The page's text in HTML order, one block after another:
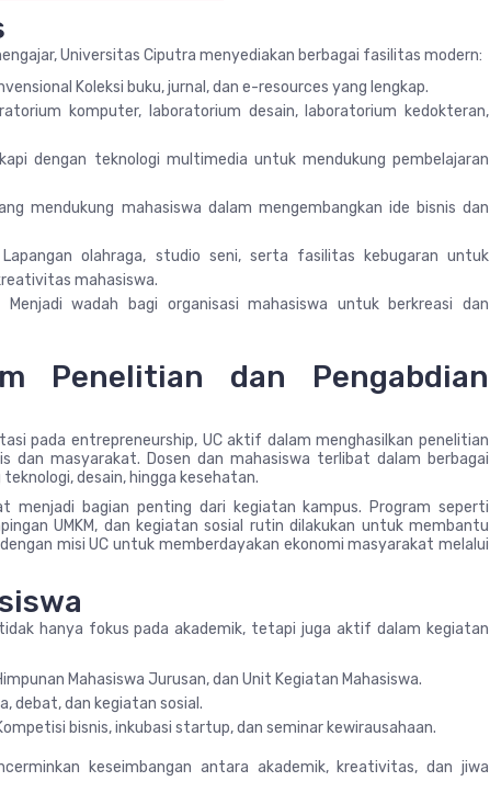
Universitas Ciputra menyediakan berbagai fasilitas modern:
Koleksi buku, jurnal, dan e-resources yang lengkap.
komputer, laboratorium desain, laboratorium kedokteran,
dengan teknologi multimedia untuk mendukung pembelajaran
mendukung mahasiswa dalam mengembangkan ide bisnis dan
olahraga, studio seni, serta fasilitas kebugaran untuk
mahasiswa.
Menjadi wadah bagi organisasi mahasiswa untuk berkreasi dan
Penelitian dan Pengabdian
pada entrepreneurship, UC aktif dalam menghasilkan penelitian
dan masyarakat. Dosen dan mahasiswa terlibat dalam berbagai
desain, hingga kesehatan.
menjadi bagian penting dari kegiatan kampus. Program seperti
UMKM, dan kegiatan sosial rutin dilakukan untuk membantu
misi UC untuk memberdayakan ekonomi masyarakat melalui
hanya fokus pada akademik, tetapi juga aktif dalam kegiatan
Mahasiswa Jurusan, dan Unit Kegiatan Mahasiswa.
debat, dan kegiatan sosial.
bisnis, inkubasi startup, dan seminar kewirausahaan.
keseimbangan antara akademik, kreativitas, dan jiwa